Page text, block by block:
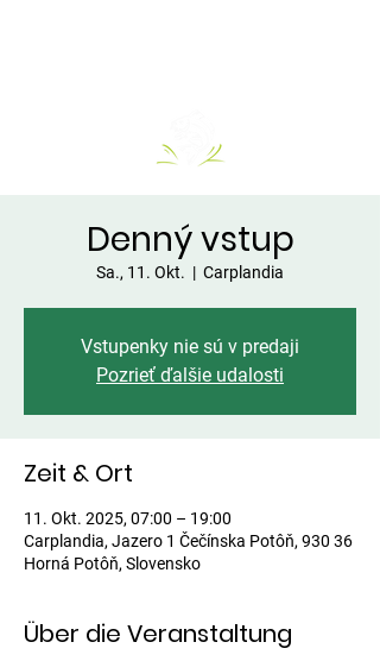
Denný vstup
Sa., 11. Okt.
  |
Carplandia
Vstupenky nie sú v predaji
Pozrieť ďalšie udalosti
Zeit & Ort
11. Okt. 2025, 07:00 – 19:00
Carplandia, Jazero 1 Čečínska Potôň, 930 36
Horná Potôň, Slovensko
Über die Veranstaltung